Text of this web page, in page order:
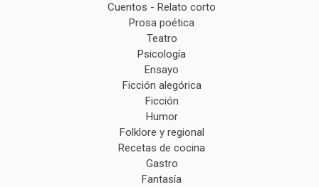
Cuentos - Relato corto
Prosa poética
Teatro
Psicología
Ensayo
Ficción alegórica
Ficción
Humor
Folklore y regional
Recetas de cocina
Gastro
Fantasía